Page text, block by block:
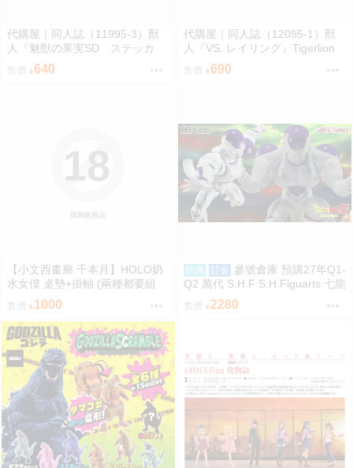
代購屋｜同人誌（11995-3）獸
人『魅獣の果実SD ステッカ
ー』KEYAKI Hobby rig-pa2026
KEYAKI Hobby
售價 640
代購屋｜同人誌（12095-1）獸
人『VS. レイリング』Tigerlion
Moikana GRRRCOMICS-TG
售價 690
限制級商品
18
【小文西畫廊 千本月】HOLO奶
水女僕 桌墊+掛軸 (兩種都要組
合) 桌墊 滑鼠墊 70*40 掛軸 50*7
0 R18【FF47場前預購】{宅即
門}
1000
預購 訂金 參號倉庫 預購27年Q1-
Q2 萬代 S.H.F S.H.Figuarts 七龍
珠 FULL POWER 弗力札 戰損版
2280